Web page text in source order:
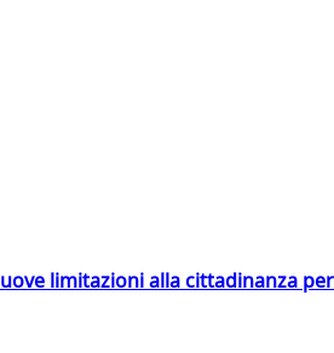
limitazioni alla cittadinanza